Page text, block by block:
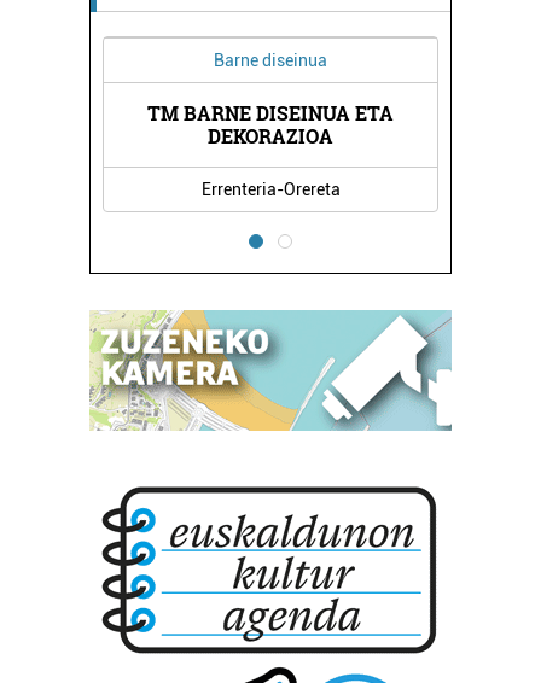
TM BARNE DISEINUA ETA
OIARTZUNGO